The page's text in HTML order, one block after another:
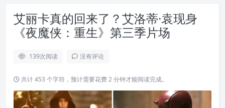
艾丽卡真的回来了？艾洛蒂·袁现身
《夜魔侠：重生》第三季片场
139次阅读 没有评论
共计 453 个字符，预计需要花费 2 分钟才能阅读完成。